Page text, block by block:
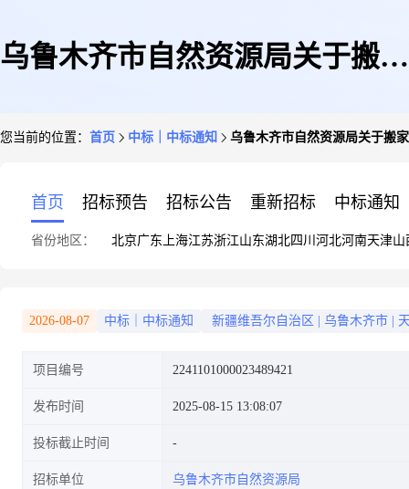
乌鲁木齐市自然资源局关于搬家
您当前的位置： 首页 中标｜中标通知 乌鲁木齐市自然资源局关于搬
首页 招标预告 招标公告 重新招标 中标通知
省份地区： 北京广东 上海江苏浙江山东湖北四川 河北河南天津山
2026-08-07 中标｜中标通知 新疆维吾尔自治区 乌鲁木齐市
项目编号 2241101000023489421
发布时间 2025-08-15 13:08:07
投标截止时间
招标单位 乌鲁木齐市自然资源局